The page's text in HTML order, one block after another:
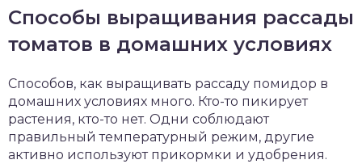
Способы выращивания рассады
томатов в домашних условиях
Способов, как выращивать рассаду помидор в
домашних условиях много. Кто-то пикирует
растения, кто-то нет. Одни соблюдают
правильный температурный режим, другие
активно используют прикормки и удобрения.